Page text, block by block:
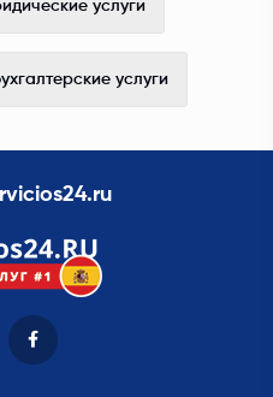
услуги
услуги